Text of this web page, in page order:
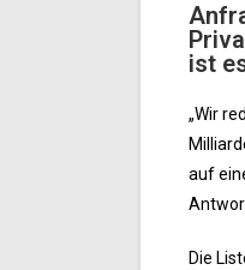
ist
„Wir
auf
Die